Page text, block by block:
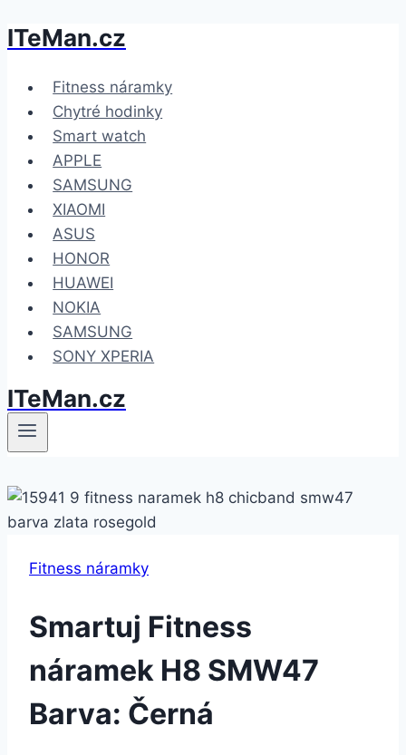
Přeskočit
obsah
ITeMan.cz
Fitness náramky
Chytré hodinky
Smart watch
APPLE
SAMSUNG
XIAOMI
ASUS
HONOR
HUAWEI
NOKIA
SAMSUNG
SONY XPERIA
ITeMan.cz
Fitness náramky
Smartuj Fitness
náramek H8 SMW47
Barva: Černá